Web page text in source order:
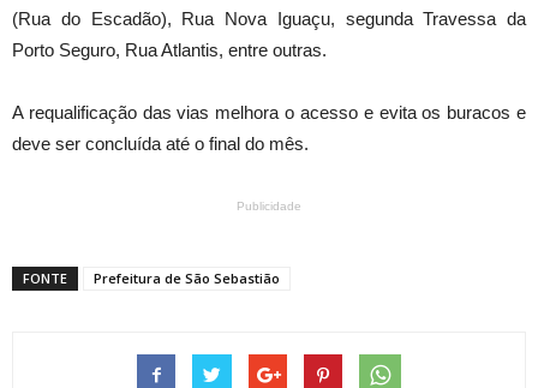
(Rua do Escadão), Rua Nova Iguaçu, segunda Travessa da
Porto Seguro, Rua Atlantis, entre outras.
A requalificação das vias melhora o acesso e evita os buracos e
deve ser concluída até o final do mês.
Publicidade
FONTE Prefeitura de São Sebastião